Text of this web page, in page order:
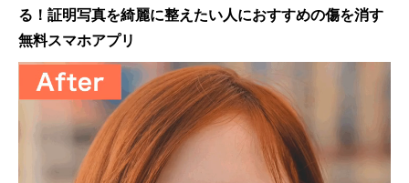
る！証明写真を綺麗に整えたい人におすすめの傷を消す
無料スマホアプリ